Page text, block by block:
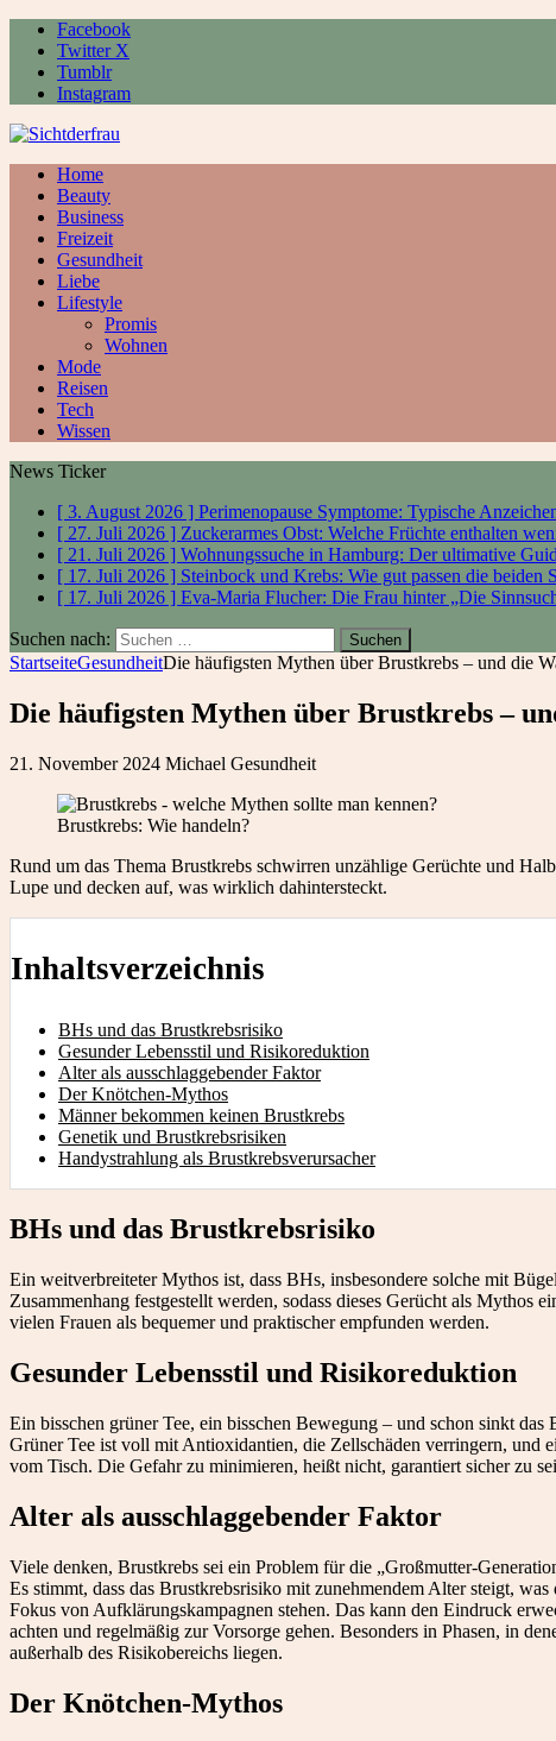
Facebook
Twitter X
Tumblr
Instagram
Home
Beauty
Business
Freizeit
Gesundheit
Liebe
Lifestyle
Promis
Wohnen
Mode
Reisen
Tech
Wissen
News Ticker
[ 3. August 2026 ] Perimenopause Symptome: Typische
[ 27. Juli 2026 ] Zuckerarmes Obst: Welche Früchte enthalten
[ 21. Juli 2026 ] Wohnungssuche in Hamburg: Der ultimative
[ 17. Juli 2026 ] Steinbock und Krebs: Wie gut passen die beiden
[ 17. Juli 2026 ] Eva-Maria Flucher: Die Frau hinter „Die
Suchen nach:
StartseiteGesundheitDie häufigsten Mythen über Brustkrebs – und die
Die häufigsten Mythen über Brustkrebs –
21. November 2024 Michael Gesundheit
Brustkrebs: Wie handeln?
Rund um das Thema Brustkrebs schwirren unzählige Gerüchte und
Lupe und decken auf, was wirklich dahintersteckt.
Inhaltsverzeichnis
BHs und das Brustkrebsrisiko
Gesunder Lebensstil und Risikoreduktion
Alter als ausschlaggebender Faktor
Der Knötchen-Mythos
Männer bekommen keinen Brustkrebs
Genetik und Brustkrebsrisiken
Handystrahlung als Brustkrebsverursacher
BHs und das Brustkrebsrisiko
Ein weitverbreiteter Mythos ist, dass BHs, insbesondere solche mit
Zusammenhang festgestellt werden, sodass dieses Gerücht als Mythos
vielen Frauen als bequemer und praktischer empfunden werden.
Gesunder Lebensstil und Risikoreduktion
Ein bisschen grüner Tee, ein bisschen Bewegung – und schon sinkt
Grüner Tee ist voll mit Antioxidantien, die Zellschäden verringern, und
vom Tisch. Die Gefahr zu minimieren, heißt nicht, garantiert sicher zu
Alter als ausschlaggebender Faktor
Viele denken, Brustkrebs sei ein Problem für die „Großmutter-
Es stimmt, dass das Brustkrebsrisiko mit zunehmendem Alter steigt,
Fokus von Aufklärungskampagnen stehen. Das kann den Eindruck
achten und regelmäßig zur Vorsorge gehen. Besonders in Phasen, in
außerhalb des Risikobereichs liegen.
Der Knötchen-Mythos